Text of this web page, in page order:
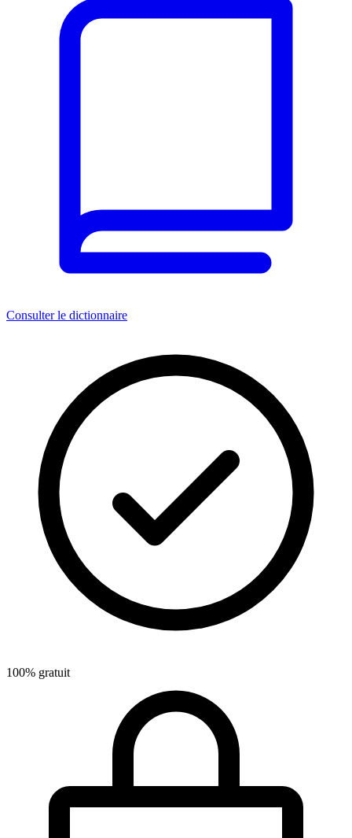
Consulter le dictionnaire
100% gratuit